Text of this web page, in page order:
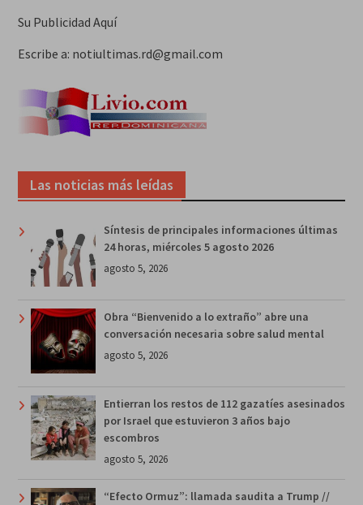
Su Publicidad Aquí
Escribe a: notiultimas.rd@gmail.com
Las noticias más leídas
Síntesis de principales informaciones últimas
24 horas, miércoles 5 agosto 2026
agosto 5, 2026
Obra “Bienvenido a lo extraño” abre una
conversación necesaria sobre salud mental
agosto 5, 2026
Entierran los restos de 112 gazatíes asesinados
por Israel que estuvieron 3 años bajo
escombros
agosto 5, 2026
“Efecto Ormuz”: llamada saudita a Trump //